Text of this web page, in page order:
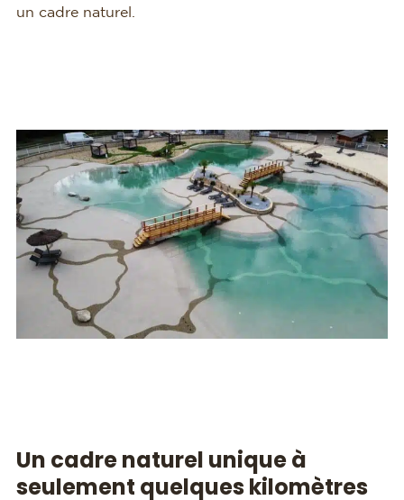
un cadre naturel.
Un cadre naturel unique à
seulement quelques kilomètres